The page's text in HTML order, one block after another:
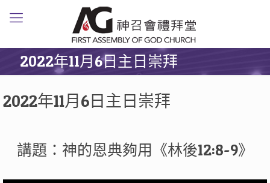
2022年11月6日主日崇拜
2022年11月6日主日崇拜
講題：神的恩典夠用《林後12:8-9》